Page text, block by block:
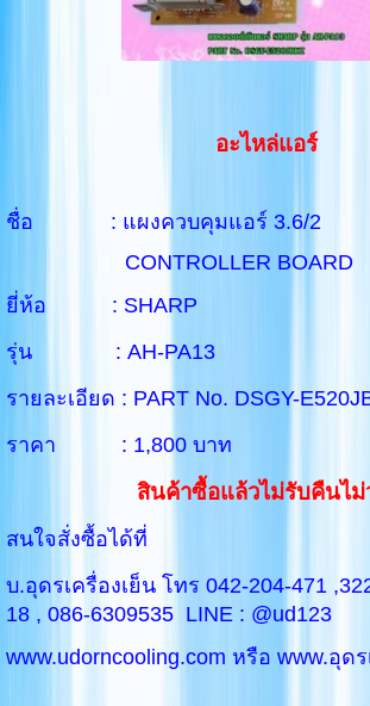
อะไหล่แอร์
ชื่อ : แผงควบคุมแอร์ 3.6/2
CONTROLLER BOARD
ยี่ห้อ : SHARP
รุ่น : AH-PA13
รายละเอียด : PART No. DSGY-
ราคา : 1,800 บาท
สินค้าซื้อแล้วไม่รับคืนไ
สนใจสั่งซื้อได้ที่
บ.อุดรเครื่องเย็น โทร 042-204-471
18 , 086-6309535 LINE : @ud123
www.udorncooling.com หรือ www.อุดร